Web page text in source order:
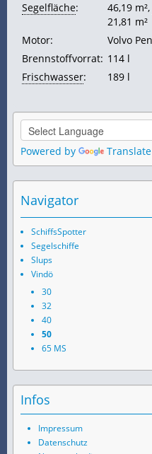
Segelfläche: 46,19 m²,
21,81 m²
Motor:
Volvo
Brennstoffvorrat: 114 l
Frischwasser: 189 l
Powered by Translate
Navigator
SchiffsSpotter
Segelschiffe
Slups
Vindö
30
32
40
50
65 MS
Infos
Impressum
Datenschutz